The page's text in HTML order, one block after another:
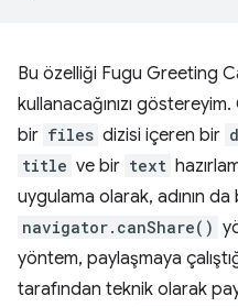
Bu özelliği Fugu Greeting
kullanacağınızı
bir files dizisi içeren bir
title ve bir text
uygulama olarak, adının
navigator.canShare()
yöntem, paylaşmaya
tarafından teknik olarak